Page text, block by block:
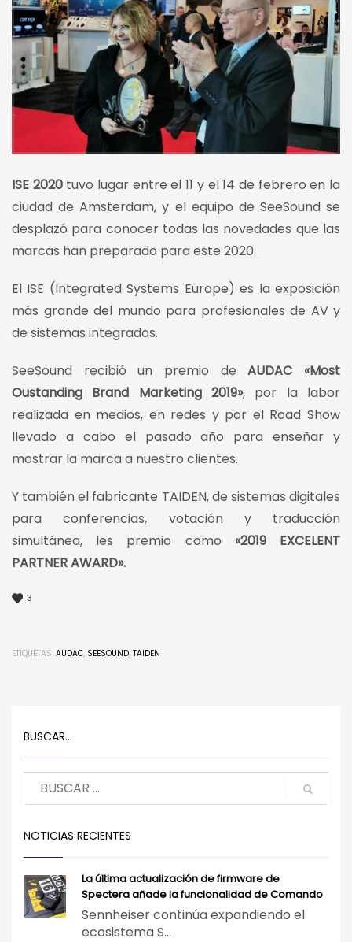
ISE 2020tuvo lugar entre el 11 y el 14 de febrero en la
ciudad de Amsterdam, y el equipo de SeeSound se
desplazó para conocer todas las novedades que las
marcas han preparado para este 2020.
El ISE (Integrated Systems Europe) es la exposición
más grande del mundo para profesionales de AV y
de sistemas integrados.
SeeSound recibió un premio deAUDAC «Most
Oustanding Brand Marketing 2019», por la labor
realizada en medios, en redes y por el Road Show
llevado a cabo el pasado año para enseñar y
mostrar la marca a nuestro clientes.
Y también el fabricante TAIDEN, de sistemas digitales
para conferencias, votación y traducción
simultánea, les premio como «2019 EXCELENT
PARTNER AWARD».
3
ETIQUETAS: AUDAC, SEESOUND, TAIDEN
BUSCAR…
NOTICIAS RECIENTES
La última actualización de firmware de
Spectera añade la funcionalidad de Comando
Sennheiser continúa expandiendo el
ecosistema S...